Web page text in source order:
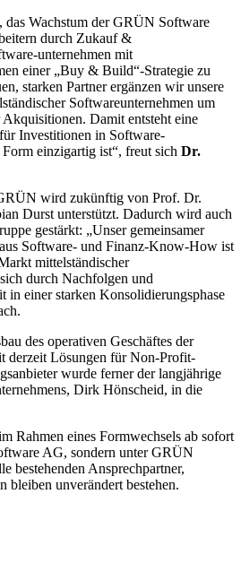
das Wachstum der GRÜN Software
durch Zukauf &
unternehmen mit
einer „Buy & Build“-Strategie zu
starken Partner ergänzen wir unsere
Softwareunternehmen um
Damit entsteht eine
Investitionen in Software-
einzigartig ist“, freut sich Dr.
wird zukünftig von Prof. Dr.
Durst unterstützt. Dadurch wird auch
gestärkt: „Unser gemeinsamer
Software- und Finanz-Know-How ist
mittelständischer
durch Nachfolgen und
in einer starken Konsolidierungsphase
des operativen Geschäftes der
derzeit Lösungen für Non-Profit-
wurde ferner der langjährige
Dirk Hönscheid, in die
Rahmen eines Formwechsels ab sofort
AG, sondern unter GRÜN
bestehenden Ansprechpartner,
bleiben unverändert bestehen.